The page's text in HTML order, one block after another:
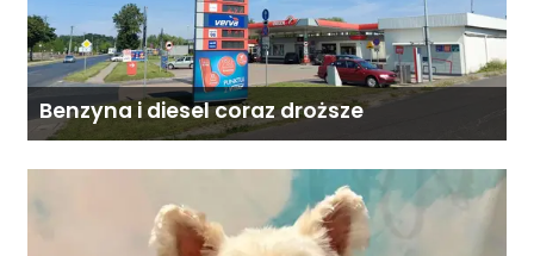
Benzyna i diesel coraz droższe